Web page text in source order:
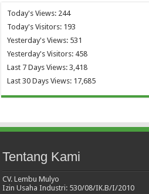
Today's Views: 244
Today's Visitors: 193
Yesterday's Views: 531
Yesterday's Visitors: 458
Last 7 Days Views:3,418
Last 30 Days Views: 17,685
Tentang Kami
CV. Lembu Mulyo
Izin Usaha Industri: 530/08/IK.B/I/2010